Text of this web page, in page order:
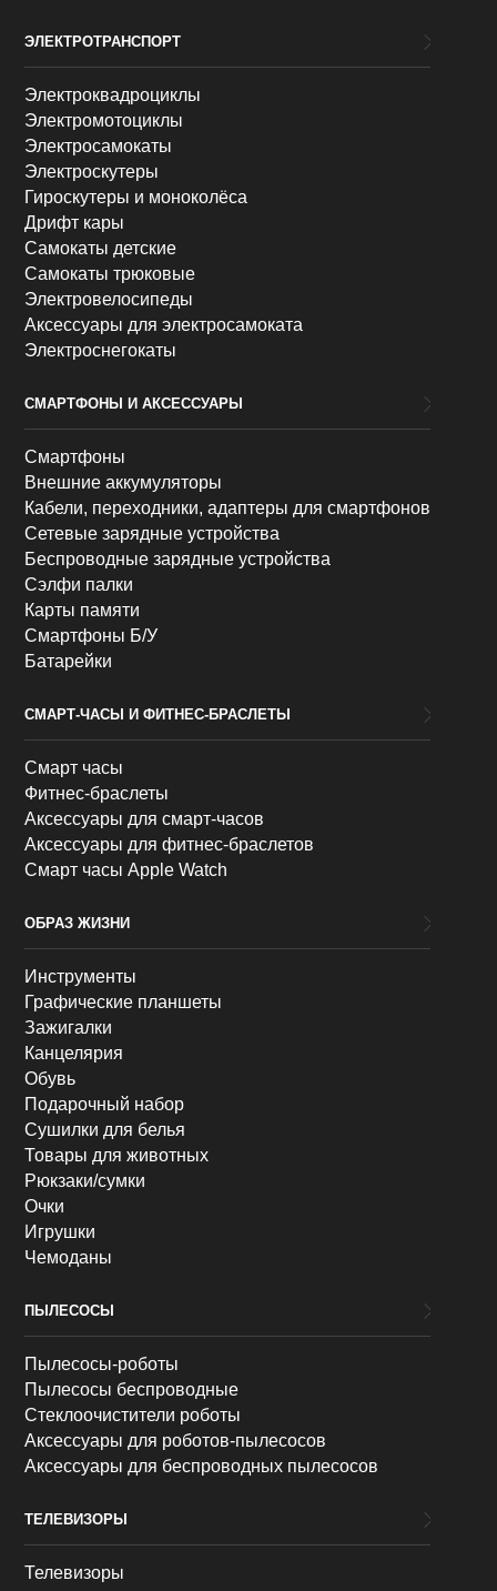
ЭЛЕКТРОТРАНСПОРТ
Электроквадроциклы
Электромотоциклы
Электросамокаты
Электроскутеры
Гироскутеры и моноколёса
Дрифт кары
Самокаты детские
Самокаты трюковые
Электровелосипеды
Аксессуары для электросамоката
Электроснегокаты
СМАРТФОНЫ И АКСЕССУАРЫ
Смартфоны
Внешние аккумуляторы
Кабели, переходники, адаптеры для смартфонов
Сетевые зарядные устройства
Беспроводные зарядные устройства
Сэлфи палки
Карты памяти
Смартфоны Б/У
Батарейки
СМАРТ-ЧАСЫ И ФИТНЕС-БРАСЛЕТЫ
Смарт часы
Фитнес-браслеты
Аксессуары для смарт-часов
Аксессуары для фитнес-браслетов
Смарт часы Apple Watch
ОБРАЗ ЖИЗНИ
Инструменты
Графические планшеты
Зажигалки
Канцелярия
Обувь
Подарочный набор
Сушилки для белья
Товары для животных
Рюкзаки/сумки
Очки
Игрушки
Чемоданы
ПЫЛЕСОСЫ
Пылесосы-роботы
Пылесосы беспроводные
Стеклоочистители роботы
Аксессуары для роботов-пылесосов
Аксессуары для беспроводных пылесосов
ТЕЛЕВИЗОРЫ
Телевизоры